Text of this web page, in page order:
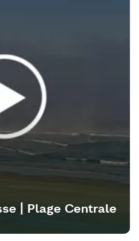
| Plage Centrale